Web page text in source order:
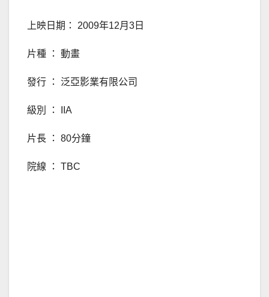
上映日期： 2009年12月3日
片種 ： 動畫
發行 ： 泛亞影業有限公司
級別 ： IIA
片長 ： 80分鐘
院線 ： TBC